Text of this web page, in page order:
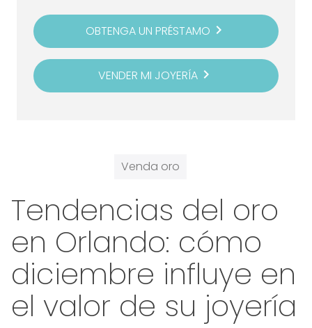
OBTENGA UN PRÉSTAMO navigate_next
VENDER MI JOYERÍAnavigate_next
Venda oro
Tendencias del oro
en Orlando: cómo
diciembre influye en
el valor de su joyería